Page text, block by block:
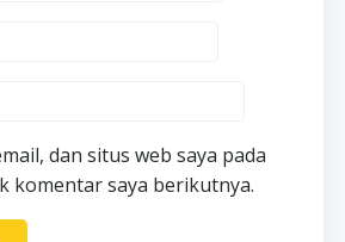
dan situs web saya pada
komentar saya berikutnya.